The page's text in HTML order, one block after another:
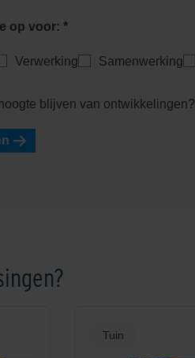
op voor: *
Verwerking Samenwerking
blijven van ontwikkelingen?
Tuin